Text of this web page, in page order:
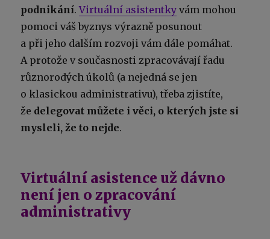
podnikání.Virtuální asistentky vám mohou
pomoci váš byznys výrazně posunout
a při jeho dalším rozvoji vám dále pomáhat.
A protože v současnosti zpracovávají řadu
různorodých úkolů (a nejedná se jen
o klasickou administrativu), třeba zjistíte,
že delegovat můžete i věci, o kterých jste si
mysleli, že to nejde.
Virtuální asistence už dávno
není jen o zpracování
administrativy